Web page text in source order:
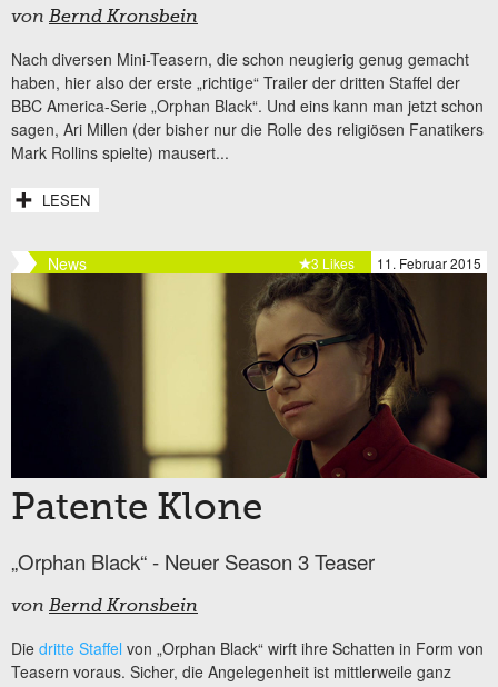
von Bernd Kronsbein
Nach diversen Mini-Teasern, die schon neugierig genug gemacht
haben, hier also der erste „richtige“ Trailer der dritten Staffel der
BBC America-Serie „Orphan Black“. Und eins kann man jetzt schon
sagen, Ari Millen (der bisher nur die Rolle des religiösen Fanatikers
Mark Rollins spielte) mausert...
LESEN
News 11. Februar 2015
3 Likes
Patente Klone
„Orphan Black“ - Neuer Season 3 Teaser
von Bernd Kronsbein
Die dritte Staffel von „Orphan Black“ wirft ihre Schatten in Form von
Teasern voraus. Sicher, die Angelegenheit ist mittlerweile ganz